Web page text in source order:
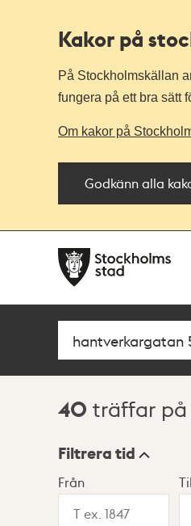
Kakor på
På Stockholmskällan
fungera på ett bra sätt
Om kakor på
Godkänn alla
navigationen
huvudinnehållet
Sök
Sökresultat
40 träffar på
Visningsläge
Filtrera tid
Från